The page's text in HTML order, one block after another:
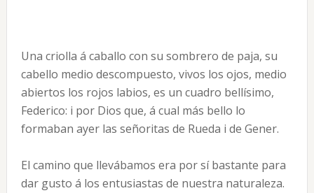
Una criolla á caballo con su sombrero de paja, su
cabello medio descompuesto, vivos los ojos, medio
abiertos los rojos labios, es un cuadro bellísimo,
Federico: i por Dios que, á cual más bello lo
formaban ayer las señoritas de Rueda i de Gener.
El camino que llevábamos era por sí bastante para
dar gusto á los entusiastas de nuestra naturaleza.